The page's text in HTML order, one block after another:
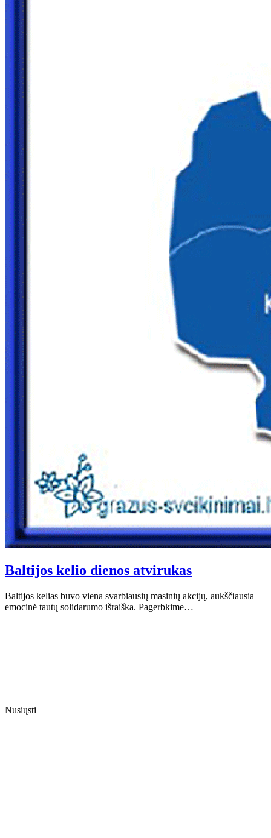
Baltijos kelio dienos atvirukas
Baltijos kelias buvo viena svarbiausių masinių akcijų, aukščiausia
emocinė tautų solidarumo išraiška. Pagerbkime…
Nusiųsti